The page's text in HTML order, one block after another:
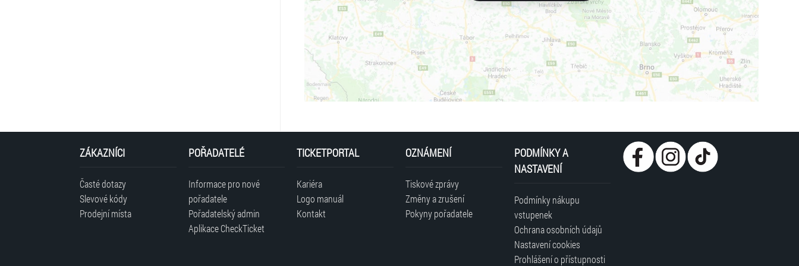
ZÁKAZNÍCI
Časté dotazy
Slevové kódy
Prodejní místa
POŘADATELÉ
Informace pro nové
pořadatele
Pořadatelský admin
Aplikace CheckTicket
TICKETPORTAL
Kariéra
Logo manuál
Kontakt
OZNÁMENÍ
Tiskové zprávy
Změny a zrušení
Pokyny pořadatele
PODMÍNKY A
NASTAVENÍ
Podmínky nákupu
vstupenek
Ochrana osobních údajů
Nastavení cookies
Prohlášení o přístupnosti